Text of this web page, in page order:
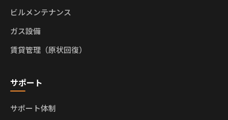
ビルメンテナンス
ガス設備
賃貸管理（原状回復）
サポート
サポート体制